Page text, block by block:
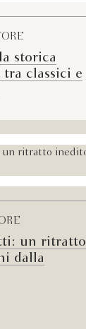
storica
tra classici e
un ritratto
dalla